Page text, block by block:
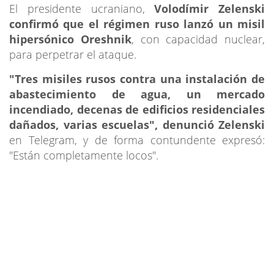
El presidente ucraniano,Volodímir Zelenski
confirmó que el régimen ruso lanzó un misil
hipersónico Oreshnik, con capacidad nuclear,
para perpetrar el ataque.
"Tres misiles rusos contra una instalación de
abastecimiento de agua, un mercado
incendiado, decenas de edificios residenciales
dañados, varias escuelas", denunció Zelenski
en Telegram, y de forma contundente expresó:
"Están completamente locos".